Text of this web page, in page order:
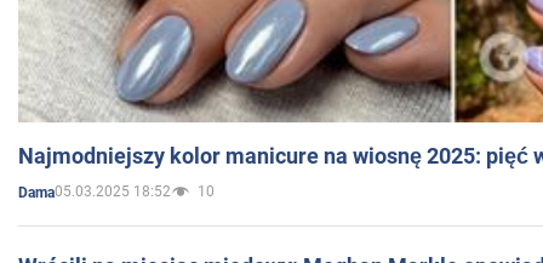
Najmodniejszy kolor manicure na wiosnę 2025: pięć
Dama05.03.2025 18:52 10